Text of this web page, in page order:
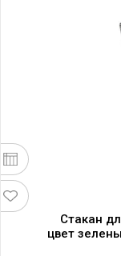
Стакан
цвет